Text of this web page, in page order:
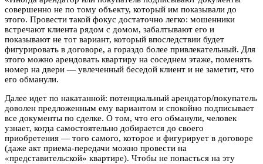
совершенно не по тому объекту, который им показывали до
этого. Провести такой фокус достаточно легко: мошенники
встречают клиента рядом с домом, забалтывают его и
показывают не тот вариант, который впоследствии будет
фигурировать в договоре, а гораздо более привлекательный. Для
этого можно арендовать квартиру на соседнем этаже, поменять
номер на двери — увлеченный беседой клиент и не заметит, что
его обманули.
Далее идет по накатанной: потенциальный арендатор/покупатель
доволен предложенным ему вариантом и спокойно подписывает
все документы по сделке. О том, что его обманули, человек
узнает, когда самостоятельно добирается до своего
приобретения — того самого, которое и фигурирует в договоре
(даже акт приема-передачи можно провести на
«представительской» квартире). Чтобы не попасться на эту